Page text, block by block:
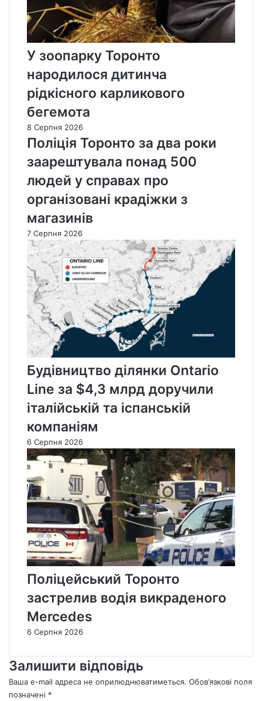
У зоопарку Торонто
народилося дитинча
рідкісного карликового
бегемота
8 Серпня 2026
Поліція Торонто за два роки
заарештувала понад 500
людей у справах про
організовані крадіжки з
магазинів
7 Серпня 2026
Будівництво ділянки Ontario
Line за $4,3 млрд доручили
італійській та іспанській
компаніям
6 Серпня 2026
Поліцейський Торонто
застрелив водія викраденого
Mercedes
6 Серпня 2026
Залишити відповідь
Ваша e-mail адреса не оприлюднюватиметься. Обов’язкові поля
позначені *